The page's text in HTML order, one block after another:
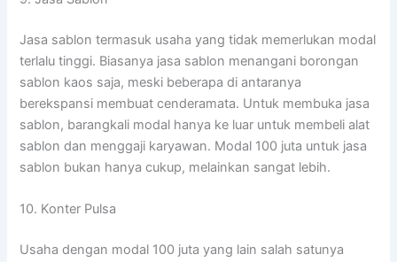
Jasa sablon termasuk usaha yang tidak memerlukan modal
terlalu tinggi. Biasanya jasa sablon menangani borongan
sablon kaos saja, meski beberapa di antaranya
berekspansi membuat cenderamata. Untuk membuka jasa
sablon, barangkali modal hanya ke luar untuk membeli alat
sablon dan menggaji karyawan. Modal 100 juta untuk jasa
sablon bukan hanya cukup, melainkan sangat lebih.
10. Konter Pulsa
Usaha dengan modal 100 juta yang lain salah satunya